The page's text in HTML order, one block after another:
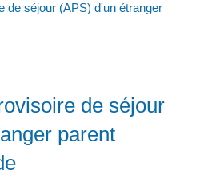
de séjour (APS) d'un étranger
de séjour
parent